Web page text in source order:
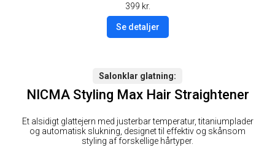
399 kr.
Se detaljer
Salonklar glatning
NICMA Styling Max Hair Straightener
Et alsidigt glattejern med justerbar temperatur, titaniumplader
og automatisk slukning, designet til effektiv og skånsom
styling af forskellige hårtyper.